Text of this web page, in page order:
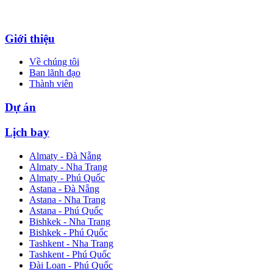
Giới thiệu
Về chúng tôi
Ban lãnh đạo
Thành viên
Dự án
Lịch bay
Almaty - Đà Nẵng
Almaty - Nha Trang
Almaty - Phú Quốc
Astana - Đà Nẵng
Astana - Nha Trang
Astana - Phú Quốc
Bishkek - Nha Trang
Bishkek - Phú Quốc
Tashkent - Nha Trang
Tashkent - Phú Quốc
Đài Loan - Phú Quốc